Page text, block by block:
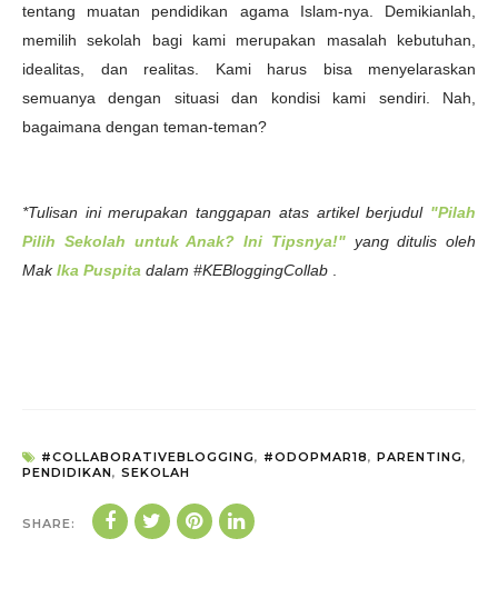
tentang muatan pendidikan agama Islam-nya. Demikianlah,
memilih sekolah bagi kami merupakan masalah kebutuhan,
idealitas, dan realitas. Kami harus bisa menyelaraskan
semuanya dengan situasi dan kondisi kami sendiri. Nah,
bagaimana dengan teman-teman?
*Tulisan ini merupakan tanggapan atas artikel berjudul "Pilah
Pilih Sekolah untuk Anak? Ini Tipsnya!"yang ditulis oleh
MakIka Puspita dalam #KEBloggingCollab
#COLLABORATIVEBLOGGING, #ODOPMAR18, PARENTING,
PENDIDIKAN, SEKOLAH
SHARE: